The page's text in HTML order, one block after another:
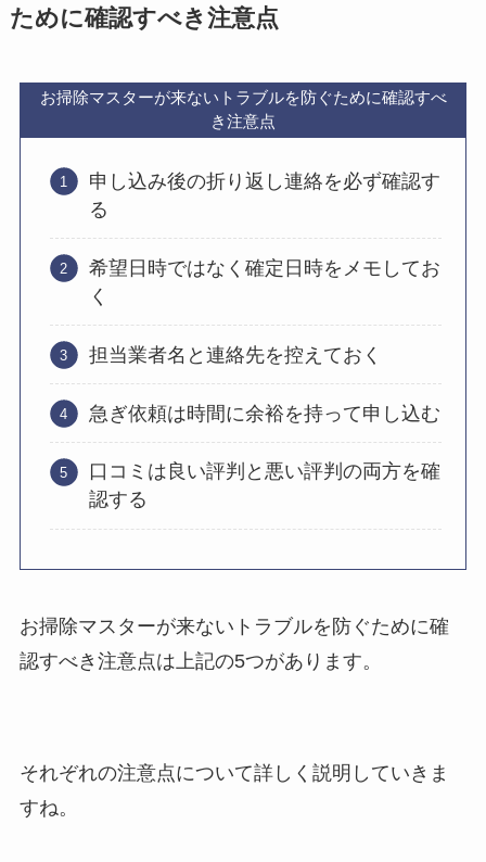
ために確認すべき注意点
お掃除マスターが来ないトラブルを防ぐために確認すべ
き注意点
申し込み後の折り返し連絡を必ず確認す
る
希望日時ではなく確定日時をメモしてお
く
担当業者名と連絡先を控えておく
急ぎ依頼は時間に余裕を持って申し込む
口コミは良い評判と悪い評判の両方を確
認する
お掃除マスターが来ないトラブルを防ぐために確
認すべき注意点は上記の5つがあります。
それぞれの注意点について詳しく説明していきま
すね。